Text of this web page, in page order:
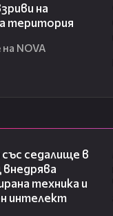
на
територия
NOVA
седалище в
техника и
интелект